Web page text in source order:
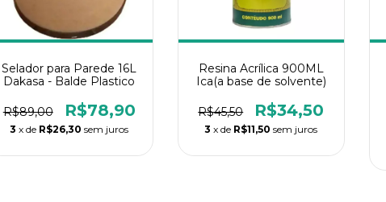
Selador para Parede 16L
Dakasa - Balde Plastico
R$89,00 R$78,90
3 x de R$26,30 sem juros
Resina Acrílica 900ML
Ica(a base de solvente)
R$45,50 R$34,50
3 x de R$11,50 sem juros